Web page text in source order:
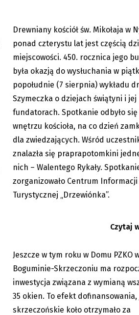
Drewniany kościół św. Mikołaja w
ponad czterystu lat jest częścią
miejscowości. 450. rocznica jego
była okazją do wysłuchania w
popołudnie (7 sierpnia) wykładu
Szymeczka o dziejach świątyni i jej
fundatorach. Spotkanie odbyło się
wnętrzu kościoła, na co dzień
dla zwiedzających. Wśród
znalazła się praprapotomkini
nich – Walentego Rykały.
zorganizowało Centrum Informacji
Turystycznej „Drzewiónka”.
Czytaj
W Skrzeczoniu MK PZKO czeka
decyzję radnych
Jeszcze w tym roku w Domu PZKO
Boguminie-Skrzeczoniu ma
inwestycja związana z wymianą
35 okien. To efekt dofinansowania,
skrzeczońskie koło otrzymało za